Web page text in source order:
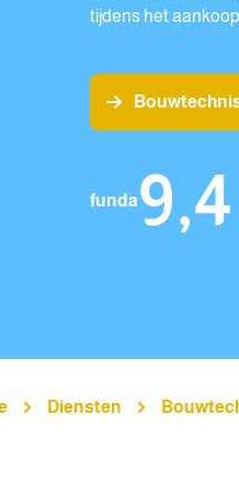
tijdens het
funda9,4
Diensten